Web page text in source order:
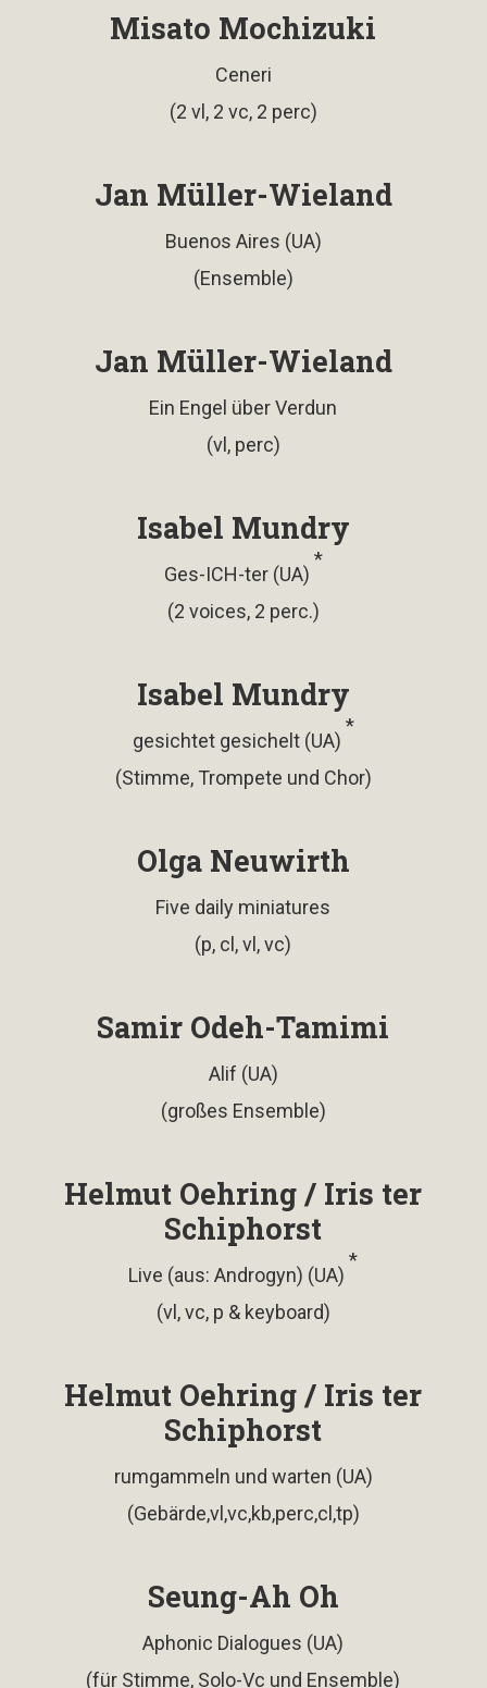
Misato Mochizuki
Ceneri
(2 vl, 2 vc, 2 perc)
Jan Müller-Wieland
Buenos Aires (UA)
(Ensemble)
Jan Müller-Wieland
Ein Engel über Verdun
(vl, perc)
Isabel Mundry
Ges-ICH-ter (UA)
*
(2 voices, 2 perc.)
Isabel Mundry
gesichtet gesichelt (UA)
*
(Stimme, Trompete und Chor)
Olga Neuwirth
Five daily miniatures
(p, cl, vl, vc)
Samir Odeh-Tamimi
Alif (UA)
(großes Ensemble)
Helmut Oehring / Iris ter
Schiphorst
Live (aus: Androgyn) (UA)
*
(vl, vc, p & keyboard)
Helmut Oehring / Iris ter
Schiphorst
rumgammeln und warten (UA)
(Gebärde,vl,vc,kb,perc,cl,tp)
Seung-Ah Oh
Aphonic Dialogues (UA)
(für Stimme, Solo-Vc und Ensemble)